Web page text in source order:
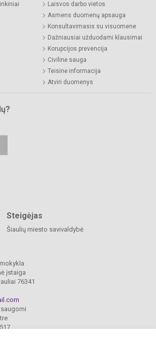
Laisvos darbo vietos
Asmens duomenų apsauga
Konsultavimasis su visuomene
Dažniausiai užduodami klausimai
Korupcijos prevencija
Civilinė sauga
Teisinė informacija
Atviri duomenys
Steigėjas
Šiaulių miesto savivaldybė
įstaiga
76341